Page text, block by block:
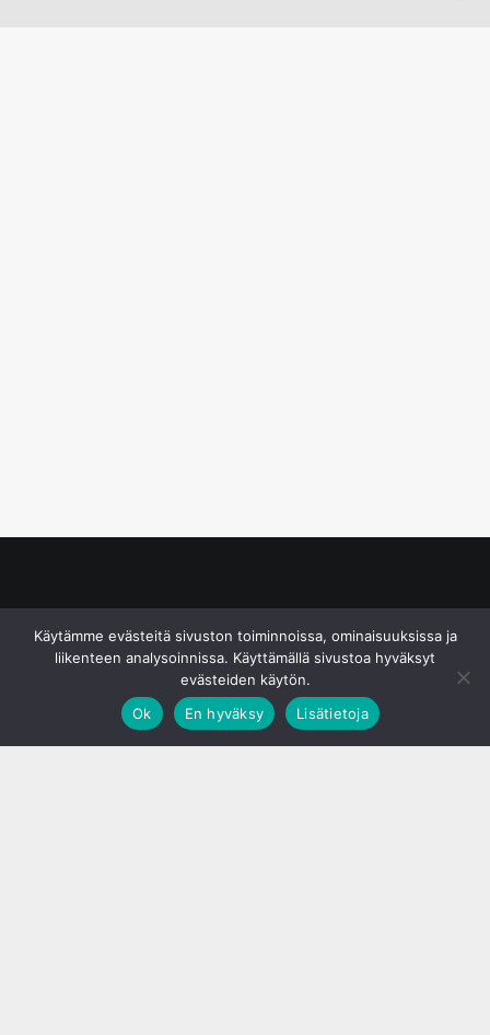
Käytämme evästeitä sivuston toiminnoissa, ominaisuuksissa ja
liikenteen analysoinnissa. Käyttämällä sivustoa hyväksyt
evästeiden käytön.
Ok
En hyväksy Lisätietoja